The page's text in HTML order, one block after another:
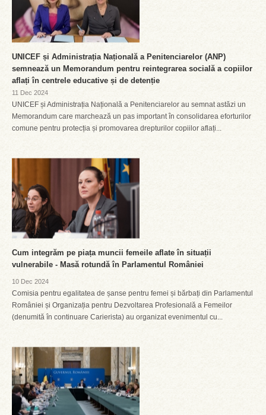
UNICEF și Administrația Națională a Penitenciarelor (ANP)
semnează un Memorandum pentru reintegrarea socială a copiilor
aflați în centrele educative și de detenție
11 Dec 2024
UNICEF și Administrația Națională a Penitenciarelor au semnat astăzi un
Memorandum care marchează un pas important în consolidarea eforturilor
comune pentru protecția și promovarea drepturilor copiilor aflați...
Cum integrăm pe piața muncii femeile aflate în situații
vulnerabile - Masă rotundă în Parlamentul României
10 Dec 2024
Comisia pentru egalitatea de șanse pentru femei și bărbați din Parlamentul
României și Organizația pentru Dezvoltarea Profesională a Femeilor
(denumită în continuare Carierista) au organizat evenimentul cu...